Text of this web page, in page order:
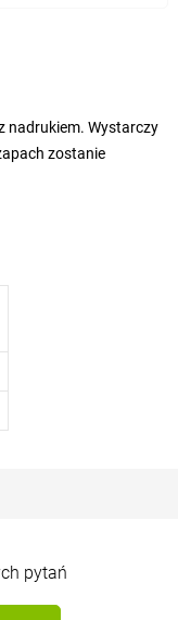
nadrukiem. Wystarczy
zostanie
pytań